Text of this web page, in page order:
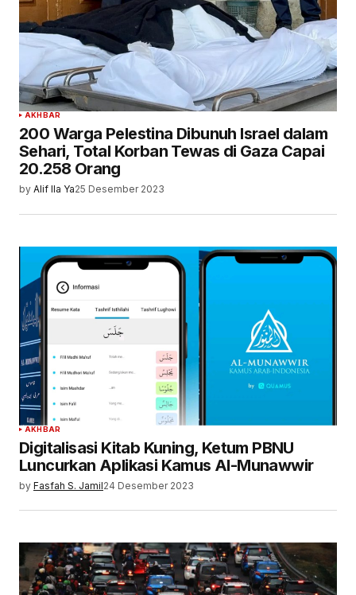
AKHBAR
200 Warga Pelestina Dibunuh Israel dalam
Sehari, Total Korban Tewas di Gaza Capai
20.258 Orang
by Alif Ila Ya25 Desember 2023
AKHBAR
Digitalisasi Kitab Kuning, Ketum PBNU
Luncurkan Aplikasi Kamus Al-Munawwir
by Fasfah S. Jamil24 Desember 2023